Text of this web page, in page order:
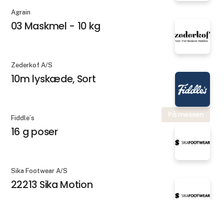
Agrain
03 Maskmel - 10 kg
Zederkof A/S
10m lyskæde, Sort
På messen
Fiddle´s
16 g poser
Sika Footwear A/S
22213 Sika Motion